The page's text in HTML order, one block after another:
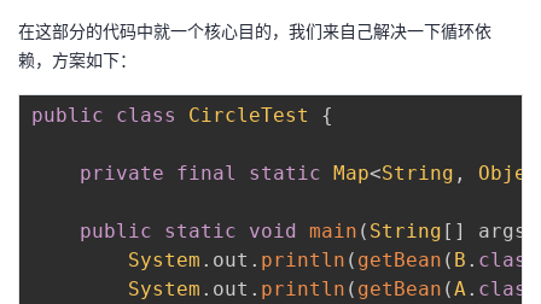
在这部分的代码中就一个核心目的，我们来自己解决一下循环依
赖，方案如下：
public class CircleTest {
private final static Map<String ,
public static void main ( String [ ] args
System . out . println ( getBean ( B . class
System . out . println ( getBean (A . class